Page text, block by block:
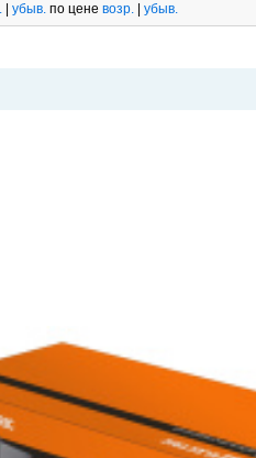
| убыв. по цене возр. | убыв.